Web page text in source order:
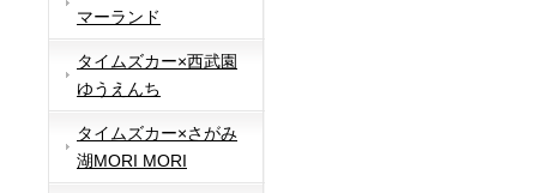
マーランド
タイムズカー×西武園
ゆうえんち
タイムズカー×さがみ
湖MORI MORI